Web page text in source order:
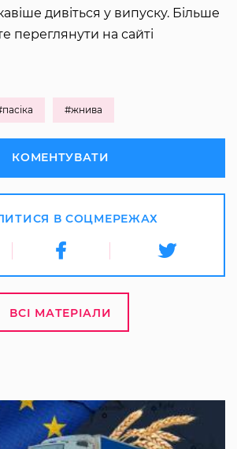
дивіться у випуску. Більше
переглянути на сайті
#жнива
КОМЕНТУВАТИ
В СОЦМЕРЕЖАХ
ВСІ МАТЕРІАЛИ